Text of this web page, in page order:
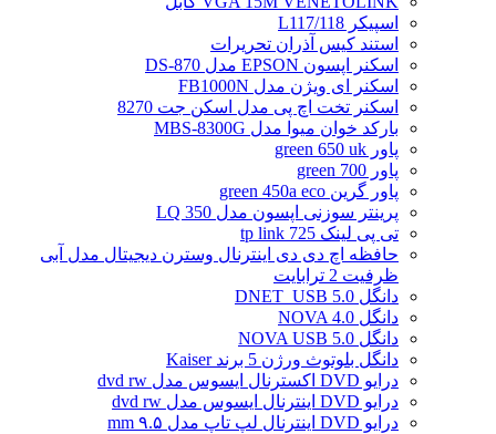
اسپیکر L117/118
استند کیس آذران تحریرات
اسکنر اپسون EPSON مدل DS-870
اسکنر ای ویژن مدل FB1000N
اسکنر تخت اچ پی مدل اسکن جت 8270
بارکد خوان میوا مدل MBS-8300G
پاور green 650 uk
پاور green 700
پاور گرین green 450a eco
پرینتر سوزنی اپسون مدل LQ 350
تی پی لینک tp link 725
حافظه اچ دی دی اینترنال وسترن دیجیتال مدل آبی
ظرفیت 2 ترابایت
دانگل DNET_USB 5.0
دانگل NOVA 4.0
دانگل NOVA USB 5.0
دانگل بلوتوث ورژن 5 برند Kaiser
درایو DVD اکسترنال ایسوس مدل dvd rw
درایو DVD اینترنال ایسوس مدل dvd rw
درایو DVD اینترنال لپ تاپ مدل ۹.۵ mm